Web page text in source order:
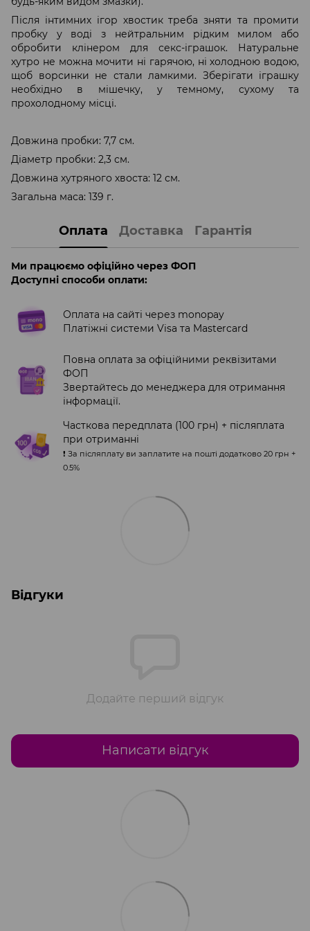
Після інтимних ігор хвостик треба зняти та промити
пробку у воді з нейтральним рідким милом або
обробити клінером для секс-іграшок. Натуральне
хутро не можна мочити ні гарячою, ні холодною водою,
щоб ворсинки не стали ламкими. Зберігати іграшку
необхідно в мішечку, у темному, сухому та
прохолодному місці.
Довжина пробки: 7,7 см.
Діаметр пробки: 2,3 см.
Довжина хутряного хвоста: 12 см.
Загальна маса: 139 г.
Оплата Доставка Гарантія
Ми працюємо офіційно через ФОП
Доступні способи оплати:
Оплата на сайті через monopay
Платіжні системи Visa та Mastercard
Повна оплата за офіційними реквізитами
ФОП
Звертайтесь до менеджера для отримання
інформації.
Часткова передплата (100 грн) + післяплата
при отриманні
❗️ За післяплату ви заплатите на пошті додатково 20 грн +
0.5%
Відгуки
Додайте перший відгук
Написати відгук